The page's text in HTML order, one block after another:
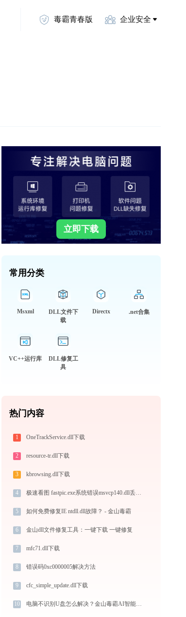
毒霸青春版 企业安全
立即下载
常用分类
Msxml
DLL文件下
载
Directx .net合集
VC++运行库
DLL修复工
具
热门内容
1 OneTrackService.dll下载
2 resource-tr.dll下载
3 kbrowsing.dll下载
4 极速看图 fastpic.exe系统错误msvcp140.dll丢失如何解决
5 如何免费修复IE ntdll.dll故障？ - 金山毒霸
6 金山dll文件修复工具：一键下载 一键修复
7 mfc71.dll下载
8 错误码0xc0000005解决方法
9 cfc_simple_update.dll下载
10 电脑不识别U盘怎么解决？金山毒霸AI智能助手一键修复